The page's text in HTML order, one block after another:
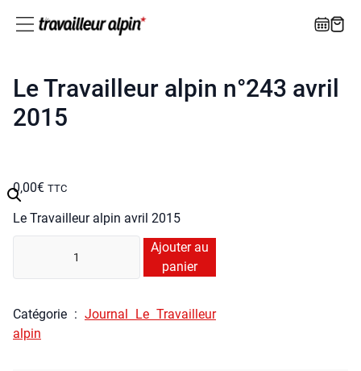
Le Travailleur alpin n°243 avril
2015
0,00€ TTC
Le Tra­vailleur alpin avril 2015
té
Le
Tra­
Ajouter au
panier
Caté­go­rie : Jour­nal Le Tra­vailleur
alpin